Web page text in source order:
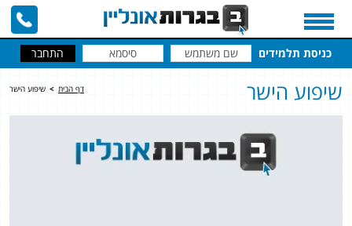
כניסת תלמידים
דף הבית > שיפוע הישר שיפוע הישר